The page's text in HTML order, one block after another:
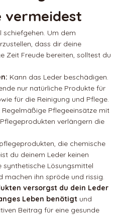
vermeidest
schiefgehen. Um dem
dass dir deine
Zeit Freude bereiten, solltest du
Kann das Leder beschädigen.
nur natürliche Produkte für
für die Reinigung und Pflege.
Regelmäßige Pflegeeinsätze mit
verlängern die
die chemische
du deinem Leder keinen
synthetische Lösungsmittel
machen ihn spröde und rissig.
versorgst du dein Leder
Leben benötigt und
Beitrag für eine gesunde